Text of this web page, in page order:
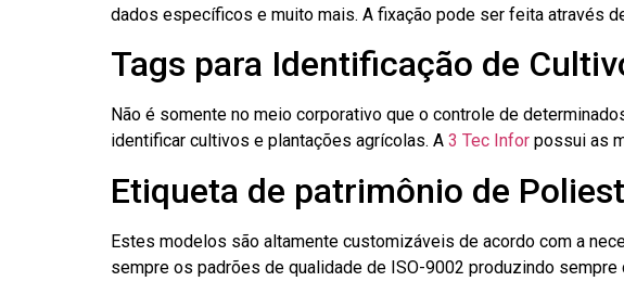
dados específicos e muito mais. A fixação pode ser feita através
Tags para Identificação de
Não é somente no meio corporativo que o controle de
identificar cultivos e plantações agrícolas. A 3 Tec Infor possui as
Etiqueta de patrimônio de
Estes modelos são altamente customizáveis de acordo com a
sempre os padrões de qualidade de ISO-9002 produzindo